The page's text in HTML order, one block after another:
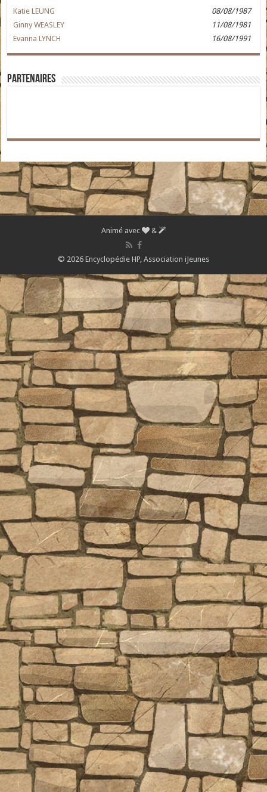
Katie LEUNG
08/08/1987
Ginny WEASLEY
11/08/1981
Evanna LYNCH
16/08/1991
Partenaires
Animé avec &
© 2026 Encyclopédie HP, Association iJeunes